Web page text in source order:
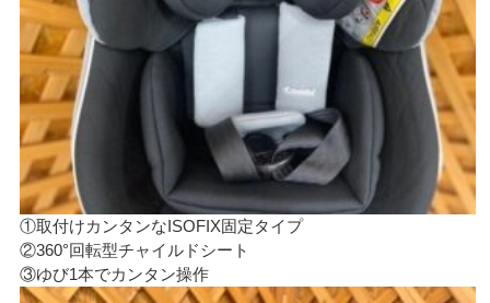
①取付けカンタンなISOFIX固定タイプ
②360°回転型チャイルドシート
③ゆび1本でカンタン操作